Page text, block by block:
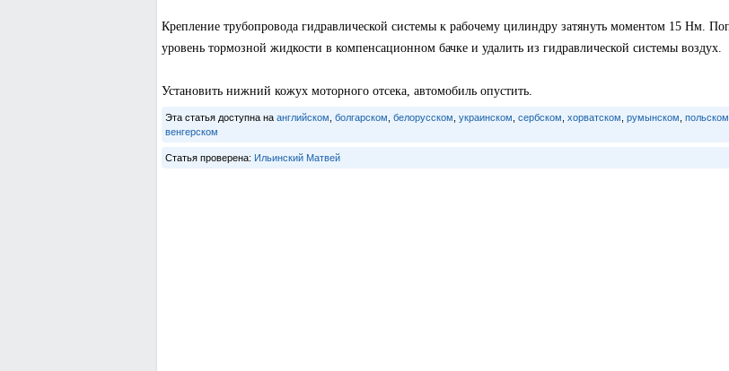
Крепление трубопровода гидравлической системы к рабочему цилиндру затянуть моментом 15 Нм.
уровень тормозной жидкости в компенсационном бачке и удалить из гидравлической системы воздух.
Установить нижний кожух моторного отсека, автомобиль опустить.
Эта статья доступна на английском болгарском белорусском украинском сербском хорватском румынском польском
венгерском
Статья проверена: Ильинский Матвей